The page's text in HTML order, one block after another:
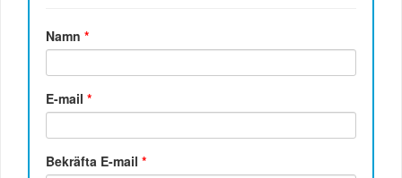
Namn*
E-mail*
Bekräfta E-mail*